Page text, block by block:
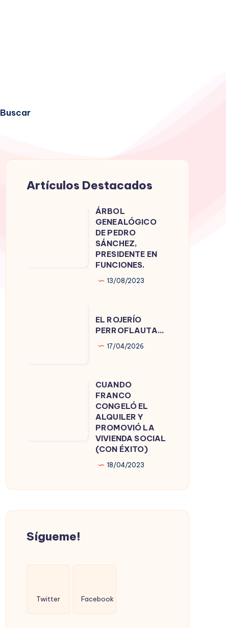
Buscar
Artículos Destacados
ÁRBOL
GENEALÓGICO
DE PEDRO
SÁNCHEZ,
PRESIDENTE EN
FUNCIONES.
13/08/2023
EL ROJERÍO
PERROFLAUTA…
17/04/2026
(CON
ÉXITO)
CUANDO
FRANCO
CONGELÓ EL
ALQUILER Y
PROMOVIÓ LA
VIVIENDA SOCIAL
(CON ÉXITO)
18/04/2023
Sígueme!
Twitter Facebook